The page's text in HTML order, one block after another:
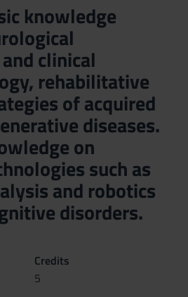
knowledge
clinical
rehabilitative
of acquired
diseases.
on
such as
and robotics
disorders.
Credits
5